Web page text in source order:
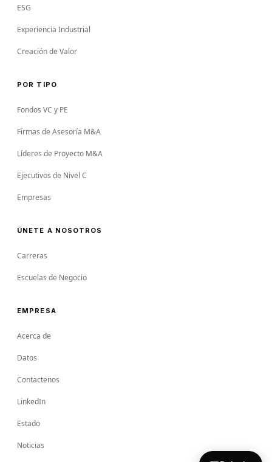
ESG
Experiencia Industrial
Creación de Valor
POR TIPO
Fondos VC y PE
Firmas de Asesoría M&A
Líderes de Proyecto M&A
Ejecutivos de Nivel C
Empresas
ÚNETE A NOSOTROS
Carreras
Escuelas de Negocio
EMPRESA
Acerca de
Datos
Contactenos
LinkedIn
Estado
Noticias